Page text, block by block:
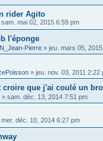
rider Agito
sam. mai 02, 2015 6:59 pm
l'éponge
Pierre » jeu. mars 05,
» jeu. nov. 03, 2011 2:22
croire que j'ai coulé un
» sam. déc. 13, 2014 7:51 pm
mer. déc. 10, 2014 6:27 pm